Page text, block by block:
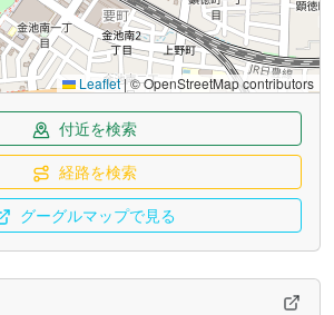
Leaflet|© OpenStreetMap contributors
付近を検索
経路を検索
グーグルマップで見る